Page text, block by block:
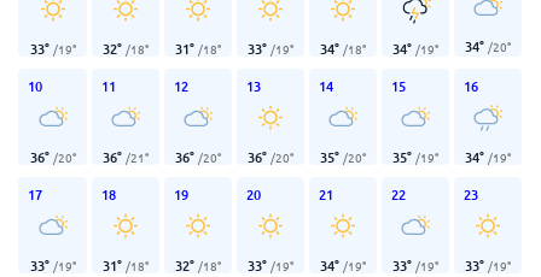
33° /19° 32° /18° 31° /18° 33° /19° 34° /18° 34° /19° 34° /20°
10
36° /20°
11
36° /21°
12
36° /20°
13
36° /20°
14
35° /20°
15
35° /19°
16
34° /19°
17
33° /19°
18
31° /18°
19
32° /18°
20
33° /19°
21
34° /19°
22
33° /19°
23
33° /19°